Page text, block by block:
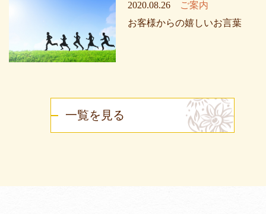
2020.08.26
ご案内
お客様からの嬉しいお言葉
一覧を見る